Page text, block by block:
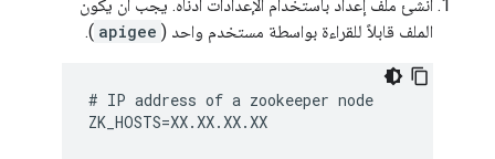
أنشئ ملف إعداد باستخدام الإعدادات أدناه. يجب أن يكون
الملف قابلاً للقراءة بواسطة مستخدم واحد ( apigee
).
# IP address of a zookeeper node
ZK_HOSTS=XX.XX.XX.XX